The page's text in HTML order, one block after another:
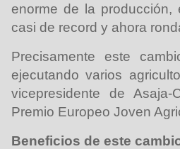
enorme de la
casi de record y ahora
Precisamente este
ejecutando varios
vicepresidente de
Premio Europeo Joven
Beneficios de este